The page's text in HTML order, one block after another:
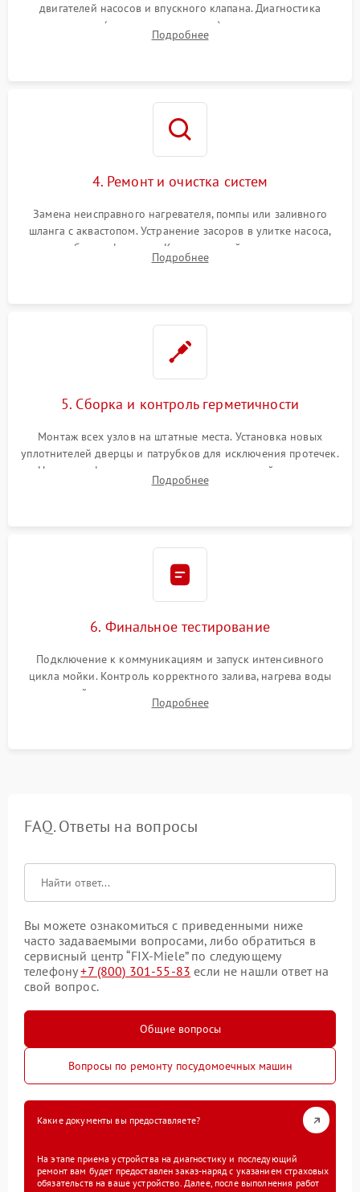
двигателей насосов и впускного клапана. Диагностика
прессостата (датчика уровня воды), датчика мутности,
концевика дверцы и электронного модуля управления.
Подробнее
4. Ремонт и очистка систем
Замена неисправного нагревателя, помпы или заливного
шланга с аквастопом. Устранение засоров в улитке насоса,
патрубках и фильтрах. Компонентный ремонт платы
управления, восстановление поврежденной проводки.
Подробнее
5. Сборка и контроль герметичности
Монтаж всех узлов на штатные места. Установка новых
уплотнителей дверцы и патрубков для исключения протечек.
Надежная фиксация хомутов гидравлической системы,
сборка корпуса и установка датчика поплавка.
Подробнее
6. Финальное тестирование
Подключение к коммуникациям и запуск интенсивного
цикла мойки. Контроль корректного залива, нагрева воды
до нужной температуры, отсутствия посторонних шумов,
штатного слива и абсолютной сухости в поддоне.
Подробнее
FAQ. Ответы на вопросы
Вы можете ознакомиться с приведенными ниже
часто задаваемыми вопросами, либо обратиться в
сервисный центр “FIX-Miele” по следующему
телефону+7 (800) 301-55-83 если не нашли ответ на
свой вопрос.
Общие вопросы
Вопросы по ремонту посудомоечных машин
Какие документы вы предоставляете?
На этапе приема устройства на диагностику и последующий
ремонт вам будет предоставлен заказ-наряд с указанием страховых
обязательств на ваше устройство. Далее, после выполнения работ